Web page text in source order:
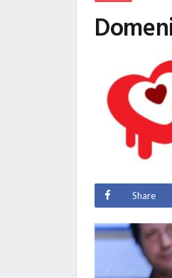
Share